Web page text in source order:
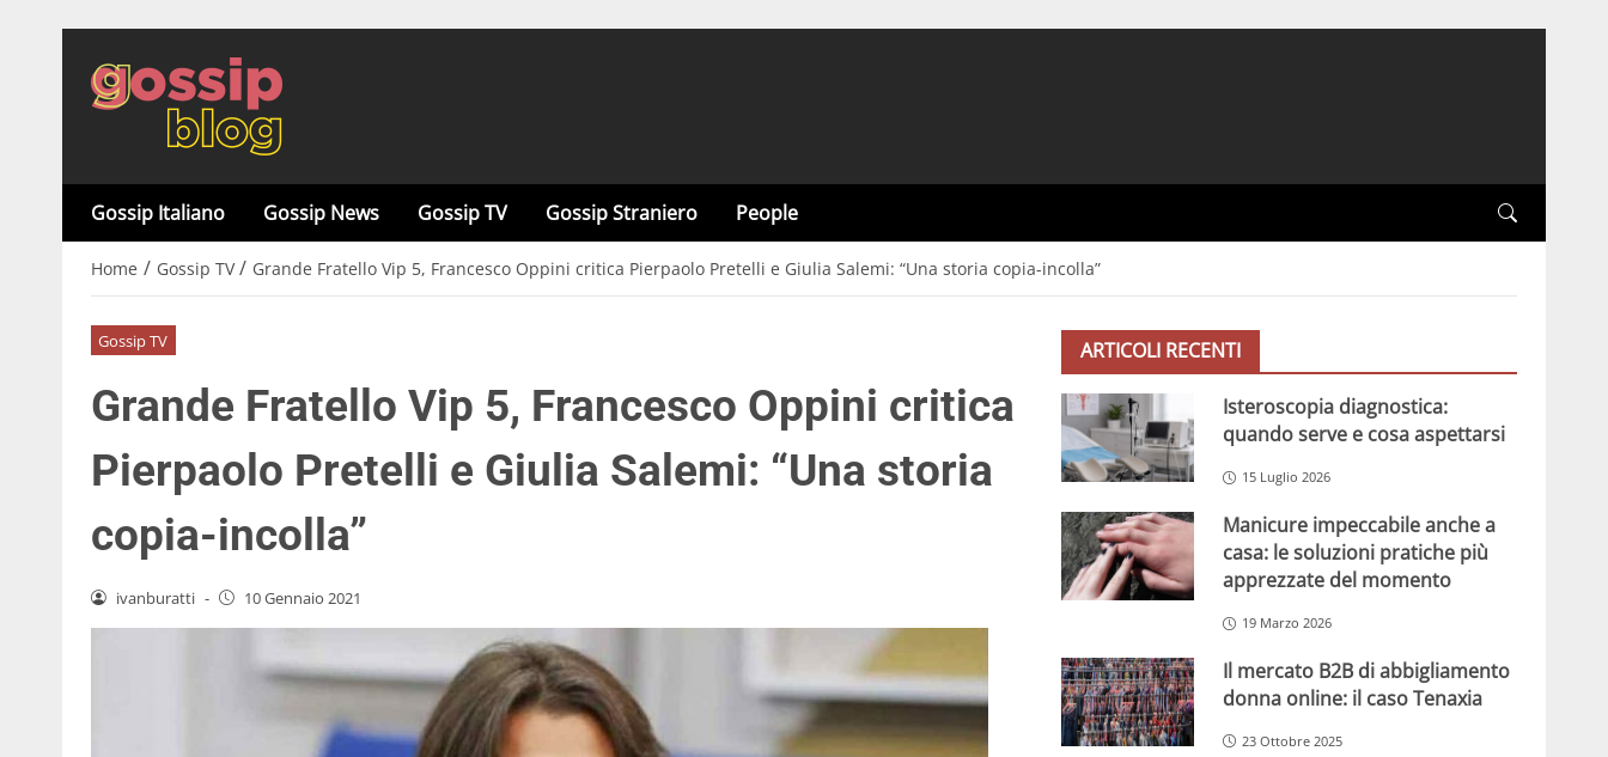
Gossip Italiano Gossip News Gossip TV Gossip Straniero People
Home / Gossip TV / Grande Fratello Vip 5, Francesco Oppini critica Pierpaolo Pretelli e Giulia Salemi: “Una storia copia-incolla”
Gossip TV
Grande Fratello Vip 5, Francesco Oppini critica
Pierpaolo Pretelli e Giulia Salemi: “Una storia
copia-incolla”
ivanburatti - 10 Gennaio 2021
ARTICOLI RECENTI
Isteroscopia diagnostica:
quando serve e cosa aspettarsi
15 Luglio 2026
Manicure impeccabile anche a
casa: le soluzioni pratiche più
apprezzate del momento
19 Marzo 2026
Il mercato B2B di abbigliamento
donna online: il caso Tenaxia
23 Ottobre 2025